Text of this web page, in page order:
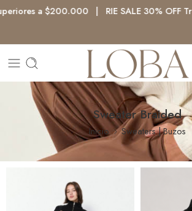
a $200.000 | RIE SALE 30% OFF
Sweater Braided
Inicio Sweaters | Buzos